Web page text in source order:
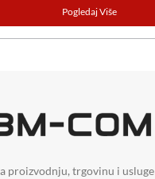
Pogledaj Više
proizvodnju, trgovinu i usluge